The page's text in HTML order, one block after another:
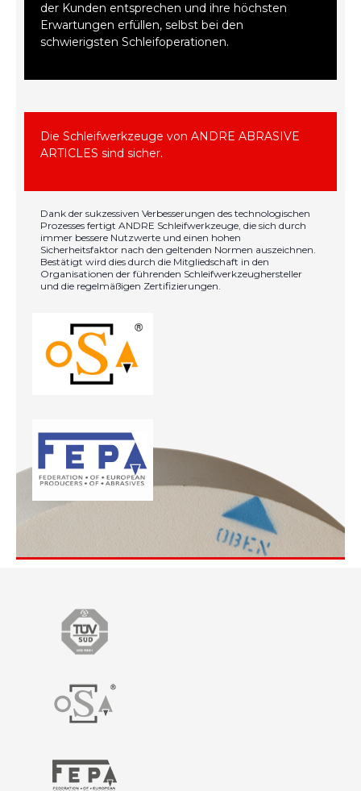
der Kunden entsprechen und ihre höchsten
Erwartungen erfüllen, selbst bei den
schwierigsten Schleifoperationen.
Die Schleifwerkzeuge von ANDRE ABRASIVE
ARTICLES sind sicher.
Dank der sukzessiven Verbesserungen des technologischen
Prozesses fertigt ANDRE Schleifwerkzeuge, die sich durch
immer bessere Nutzwerte und einen hohen
Sicherheitsfaktor nach den geltenden Normen auszeichnen.
Bestätigt wird dies durch die Mitgliedschaft in den
Organisationen der führenden Schleifwerkzeughersteller
und die regelmäßigen Zertifizierungen.